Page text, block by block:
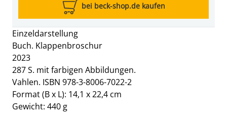
Einzeldarstellung
Buch. Klappenbroschur
2023
287 S. mit farbigen Abbildungen.
Vahlen. ISBN 978-3-8006-7022-2
Format (B x L): 14,1 x 22,4 cm
Gewicht: 440 g
bei beck-shop.de kaufen